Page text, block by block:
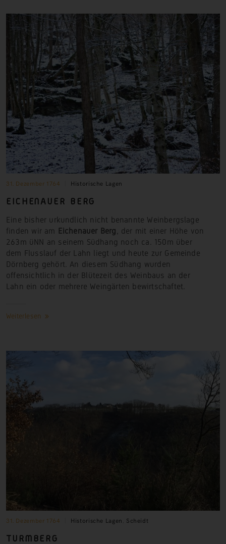
31. Dezember 1764 Historische Lagen
EICHENAUER
BERG
Eine bisher urkundlich nicht benannte Weinbergslage
finden wir am EichenauerBerg , der mit einer Höhe von
263m üNN an seinem Südhang noch ca. 150m über
dem Flusslauf der Lahn liegt und heute zur Gemeinde
Dörnberg gehört. An diesem Südhang wurden
offensichtlich in der Blütezeit des Weinbaus an der
Lahn ein oder mehrere Weingärten bewirtschaftet.
Weiterlesen
31. Dezember 1764 Historische Lagen Scheidt
TURMBERG